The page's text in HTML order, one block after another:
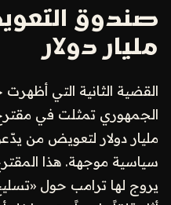
مليار دولار
القضية الثانية التي
مليار دولار لتعويض من
سياسية موجهة. هذا
يروج لها ترامب حول